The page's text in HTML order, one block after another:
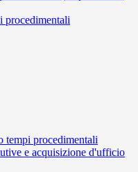
procedimentali
tempi procedimentali
e acquisizione d'ufficio